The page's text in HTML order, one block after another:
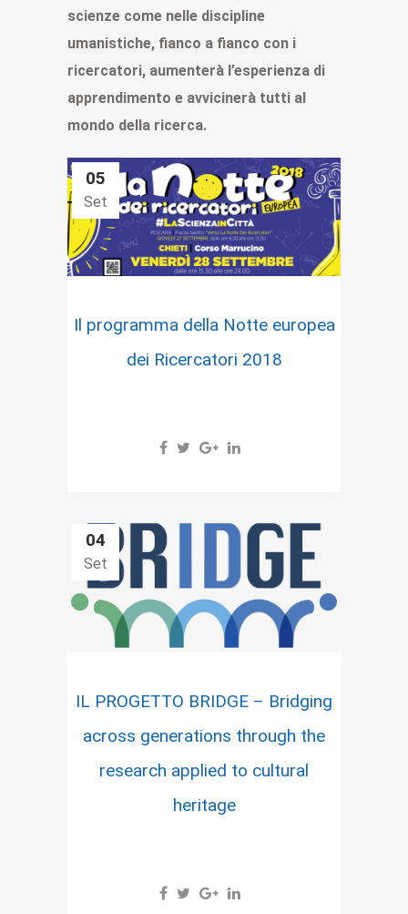
scienze come nelle discipline
umanistiche, fianco a fianco con i
ricercatori, aumenterà l’esperienza di
apprendimento e avvicinerà tutti al
mondo della ricerca.
05
Set
Il programma della Notte europea
dei Ricercatori 2018
04
Set
IL PROGETTO BRIDGE – Bridging
across generations through the
research applied to cultural
heritage